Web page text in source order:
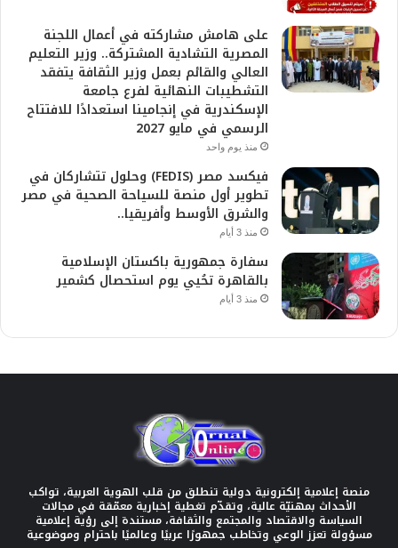
على هامش مشاركته في أعمال اللجنة
المصرية التشادية المشتركة.. وزير التعليم
العالي والقائم بعمل وزير الثقافة يتفقد
التشطيبات النهائية لفرع جامعة
الإسكندرية في إنجامينا استعدادًا للافتتاح
الرسمي في مايو 2027
منذ يوم واحد
فيكسد مصر (FEDIS) وحلول تتشاركان في
تطوير أول منصة للسياحة الصحية في مصر
والشرق الأوسط وأفريقيا..
منذ 3 أيام
سفارة جمهورية باكستان الإسلامية
بالقاهرة تحُيي يوم استحصال كشمير
منذ 3 أيام
منصة إعلامية إلكترونية دولية تنطلق من قلب الهوية العربية، تواكب
الأحداث بمهنيّة عالية، وتقدّم تغطية إخبارية معمّقة في مجالات
السياسة والاقتصاد والمجتمع والثقافة، مستندة إلى رؤية إعلامية
مسؤولة تعزز الوعي وتخاطب جمهورًا عربيًا وعالميًا باحترام وموضوعية